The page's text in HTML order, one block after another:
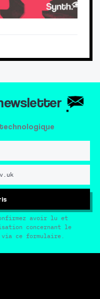
avoir lu et
concernant le
via ce formulaire.